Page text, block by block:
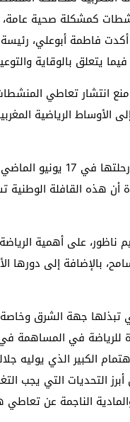
كمشكلة صحية
فاطمة أبوعلي،
يتعلق بالوقاية
انتشار تعاطي
الأوساط الرياضية
وأشارت إلى أن هذه
أن هذه القافلة
ناظور، على أهمية
بالإضافة إلى
تبذلها جهة الشرق
في المساهمة في
الكبير الذي يوليه
التحديات التي يجب
الناجمة عن